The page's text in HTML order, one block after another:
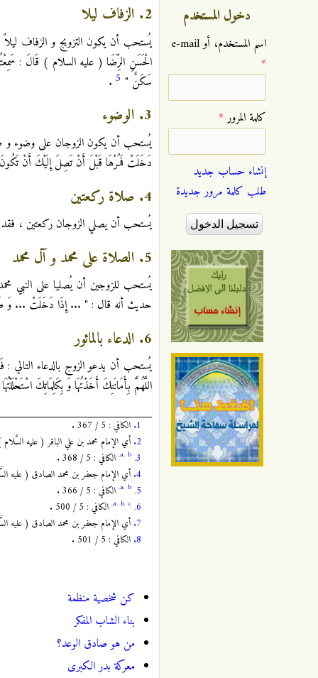
2. الزفاف ليلا
يُستحب أن يكون التزويج و الزفاف
الْحَسَنِ الرِّضَا ( عليه السلام ) قَالَ :
سَكَنٌ " 5
.
3. الوضوء
يُستحب أن يكون الزوجان على وضوء و
دَخَلَتْ فَمُرْهَا قَبْلَ أَنْ تَصِلَ إِلَيْكَ أَنْ
4. صلاة ركعتين
يُستحب أن يصلي الزوجان ركعتين ،
5. الصلاة على محمد و آل محمد
يُستحب للزوجين أن يُصليا على النبي
حديث أنه قال : " ... إِذَا دَخَلَتْ ... وَ
6. الدعاء بالماثور
يُستحب أن يدعو الزوج بالدعاء التالي
اللَّهُمَّ بِأَمَانَتِكَ أَخَذْتُهَا وَ بِكَلِمَاتِكَ
1. الكافي : 5 / 367 .
2. أي الإمام محمد بن علي الباقر ( عليه
3.
a. b.
الكافي : 5 / 368 .
4. أي الإمام جعفر بن محمد الصادق ( عليه
5.
a. b.
الكافي : 5 / 366 .
6.
a. b. c.
الكافي : 5 / 500 .
7. أي الإمام جعفر بن محمد الصادق ( عليه
8. الكافي : 5 / 501 .
كن شخصية منظمة
بناء الشاب المفكر
من هو صادق الوعد؟
معركة بدر الكبرى
دخول المستخدم
‏اسم المستخدم، أو e-mail
*
‏كلمة المرور ‏*
إنشاء حساب جديد
طلب كلمة مرور جديدة